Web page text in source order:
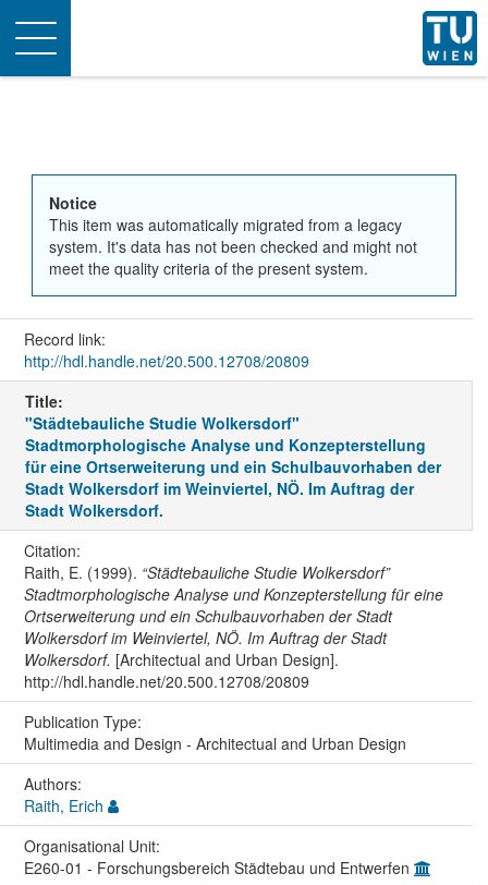
Toggle
navigation
Notice
This item was automatically migrated from a legacy
system. It's data has not been checked and might not
meet the quality criteria of the present system.
Record link:
http://hdl.handle.net/20.500.12708/20809
Title:
"Städtebauliche Studie Wolkersdorf"
Stadtmorphologische Analyse und Konzepterstellung
für eine Ortserweiterung und ein Schulbauvorhaben der
Stadt Wolkersdorf im Weinviertel, NÖ. Im Auftrag der
Stadt Wolkersdorf.
Citation:
Raith, E. (1999). “Städtebauliche Studie Wolkersdorf”
Stadtmorphologische Analyse und Konzepterstellung für eine
Ortserweiterung und ein Schulbauvorhaben der Stadt
Wolkersdorf im Weinviertel, NÖ. Im Auftrag der Stadt
Wolkersdorf. [Architectual and Urban Design].
http://hdl.handle.net/20.500.12708/20809
Publication Type:
Multimedia and Design - Architectual and Urban Design
Authors:
Raith, Erich
Organisational Unit:
E260-01 - Forschungsbereich Städtebau und Entwerfen